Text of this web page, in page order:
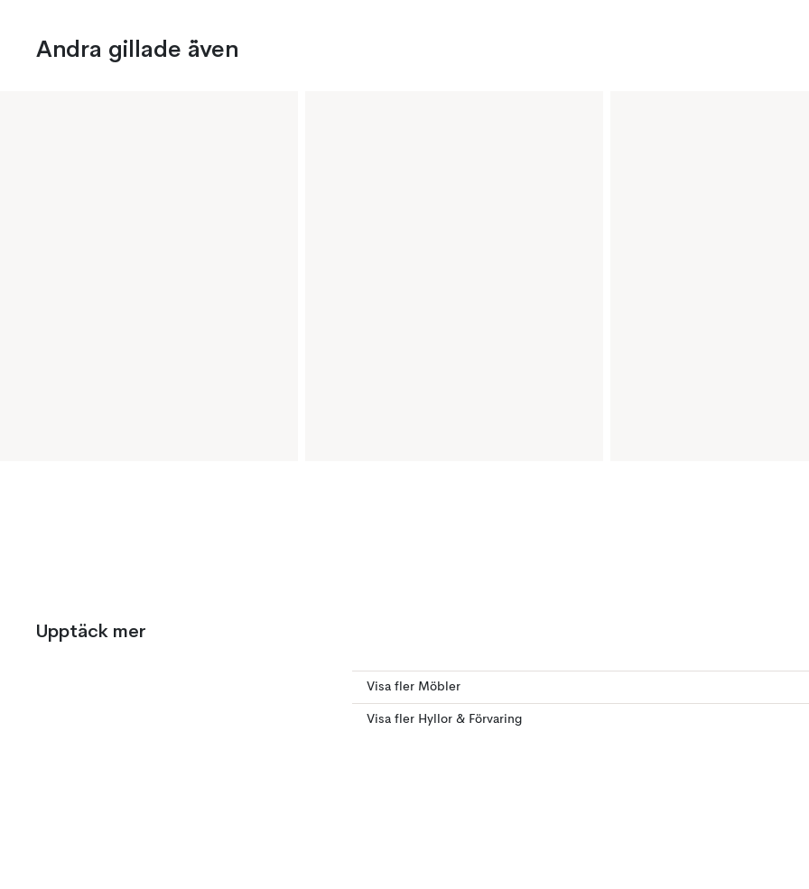
Andra gillade även
Upptäck mer
Visa fler Möbler
Visa fler Hyllor & Förvaring